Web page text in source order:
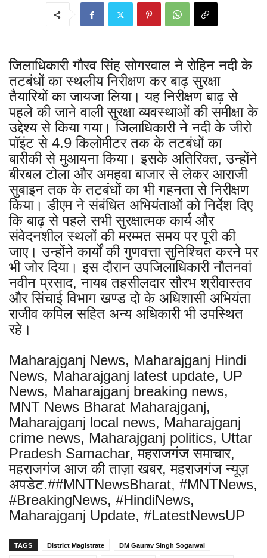
जिलाधिकारी गौरव सिंह सोगरवाल ने रोहिन नदी के
तटबंधों का स्थलीय निरीक्षण कर बाढ़ सुरक्षा
तैयारियों का जायजा लिया। यह निरीक्षण बाढ़ से
पहले की जाने वाली सुरक्षा व्यवस्थाओं की समीक्षा के
उद्देश्य से किया गया। जिलाधिकारी ने नदी के जीरो
पॉइंट से 4.9 किलोमीटर तक के तटबंधों का
बारीकी से मुआयना किया। इसके अतिरिक्त, उन्होंने
बीरबल टोला और अमहवा बाजार से लेकर आराजी
सुबाइन तक के तटबंधों का भी गहनता से निरीक्षण
किया। डीएम ने संबंधित अभियंताओं को निर्देश दिए
कि बाढ़ से पहले सभी सुरक्षात्मक कार्य और
संवेदनशील स्थलों की मरम्मत समय पर पूरी की
जाए। उन्होंने कार्यों की गुणवत्ता सुनिश्चित करने पर
भी जोर दिया। इस दौरान उपजिलाधिकारी नौतनवां
नवीन प्रसाद, नायब तहसीलदार सौरभ श्रीवास्तव
और सिंचाई विभाग खण्ड दो के अधिशासी अभियंता
राजीव कपिल सहित अन्य अधिकारी भी उपस्थित
रहे।
Maharajganj News, Maharajganj Hindi
News, Maharajganj latest update, UP
News, Maharajganj breaking news,
MNT News Bharat Maharajganj,
Maharajganj local news, Maharajganj
crime news, Maharajganj politics, Uttar
Pradesh Samachar, महराजगंज समाचार,
महराजगंज आज की ताज़ा खबर, महराजगंज न्यूज़
अपडेट.##MNTNewsBharat, #MNTNews,
#BreakingNews, #HindiNews,
Maharajganj Update, #LatestNewsUP
TAGS District Magistrate DM Gaurav Singh Sogarwal